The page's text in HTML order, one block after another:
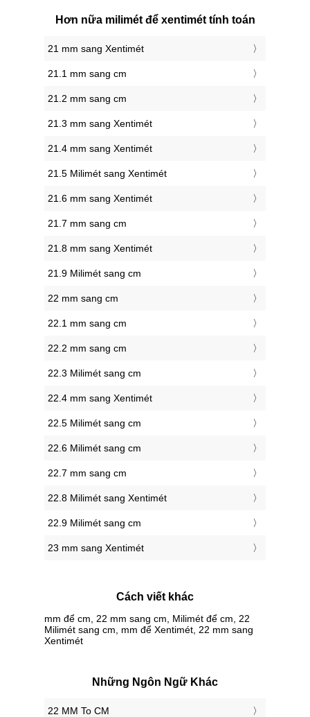
Hơn nữa milimét để xentimét tính toán
21 mm sang Xentimét
21.1 mm sang cm
21.2 mm sang cm
21.3 mm sang Xentimét
21.4 mm sang Xentimét
21.5 Milimét sang Xentimét
21.6 mm sang Xentimét
21.7 mm sang cm
21.8 mm sang Xentimét
21.9 Milimét sang cm
22 mm sang cm
22.1 mm sang cm
22.2 mm sang cm
22.3 Milimét sang cm
22.4 mm sang Xentimét
22.5 Milimét sang cm
22.6 Milimét sang cm
22.7 mm sang cm
22.8 Milimét sang Xentimét
22.9 Milimét sang cm
23 mm sang Xentimét
Cách viết khác
mm để cm, 22 mm sang cm, Milimét để cm, 22
Milimét sang cm, mm để Xentimét, 22 mm sang
Xentimét
Những Ngôn Ngữ Khác
‎22 MM To CM